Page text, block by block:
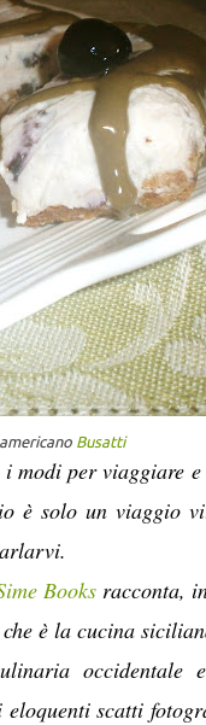
Busatti
modi per viaggiare
è solo un viaggio
Booksracconta,
è la cucina
occidentale
scatti